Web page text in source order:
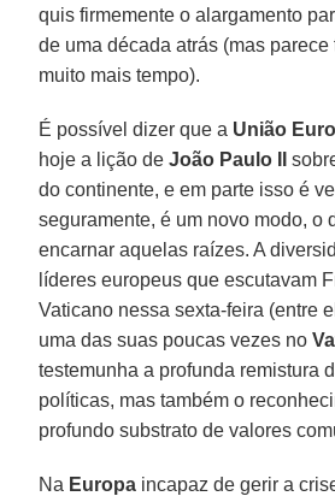
quis firmemente o alargamento
de uma década atrás (mas
muito mais tempo).
É possível dizer que a União
hoje a lição deJoão Paulo II
do continente, e em parte isso é
seguramente, é um novo modo, o
encarnar aquelas raízes. A
líderes europeus que escutavam
Vaticano nessa sexta-feira (entre
uma das suas poucas vezes no
testemunha a profunda remistura
políticas, mas também o
profundo substrato de valores
Na Europa incapaz de gerir a